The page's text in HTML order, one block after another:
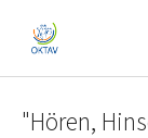
"Hören,